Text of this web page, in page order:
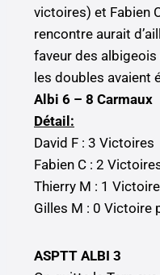
victoires) et Fabien
rencontre aurait
faveur des
les doubles avaient
Albi 6 – 8 Carmaux
Détail:
David F : 3 Victoires
Fabien C : 2
Thierry M : 1 Victoire
Gilles M : 0 Victoire
ASPTT ALBI 3